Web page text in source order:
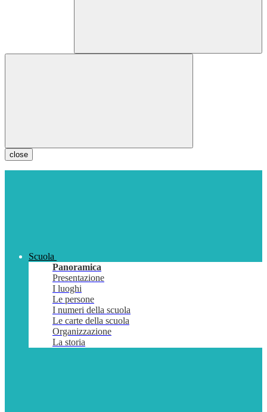
close
Scuola
Panoramica
Presentazione
I luoghi
Le persone
I numeri della scuola
Le carte della scuola
Organizzazione
La storia